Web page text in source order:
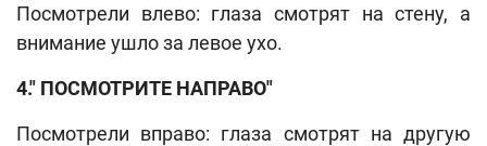
Посмотрели влево: глаза смотрят на стену, а
внимание ушло за левое ухо.
4." ПОСМОТРИТЕ НАПРАВО"
Посмотрели вправо: глаза смотрят на другую